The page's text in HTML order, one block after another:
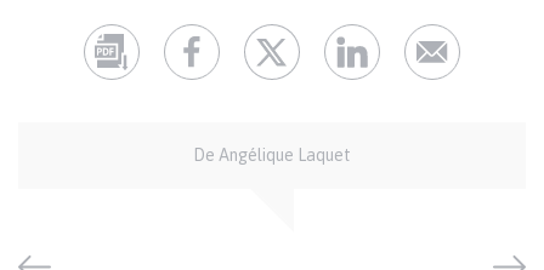
De Angélique Laquet